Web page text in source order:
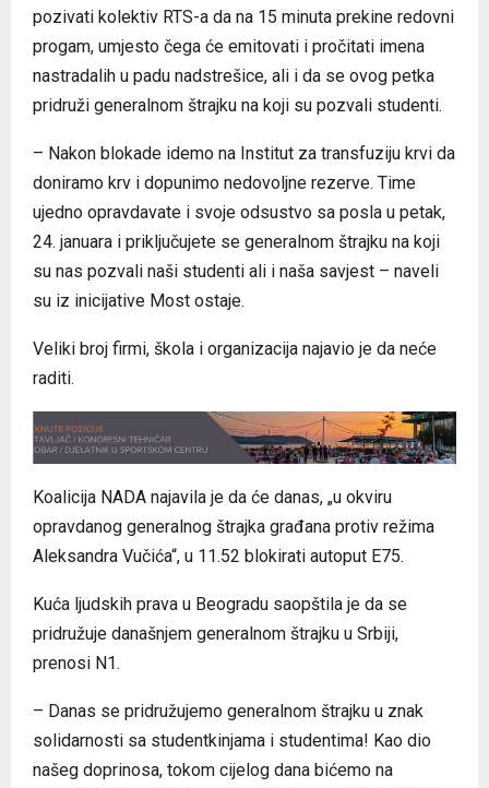
pozivati kolektiv RTS-a da na 15 minuta prekine redovni
progam, umjesto čega će emitovati i pročitati imena
nastradalih u padu nadstrešice, ali i da se ovog petka
pridruži generalnom štrajku na koji su pozvali studenti.
– Nakon blokade idemo na Institut za transfuziju krvi da
doniramo krv i dopunimo nedovoljne rezerve. Time
ujedno opravdavate i svoje odsustvo sa posla u petak,
24. januara i priključujete se generalnom štrajku na koji
su nas pozvali naši studenti ali i naša savjest – naveli
su iz inicijative Most ostaje.
Veliki broj firmi, škola i organizacija najavio je da neće
raditi.
Koalicija NADA najavila je da će danas, „u okviru
opravdanog generalnog štrajka građana protiv režima
Aleksandra Vučića“, u 11.52 blokirati autoput E75.
Kuća ljudskih prava u Beogradu saopštila je da se
pridružuje današnjem generalnom štrajku u Srbiji,
prenosi N1.
– Danas se pridružujemo generalnom štrajku u znak
solidarnosti sa studentkinjama i studentima! Kao dio
našeg doprinosa, tokom cijelog dana bićemo na